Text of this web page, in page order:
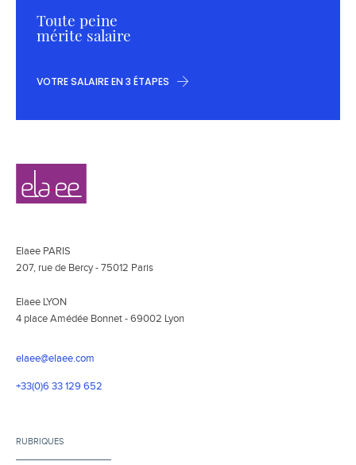
Toute peine
mérite salaire
VOTRE SALAIRE EN 3 ÉTAPES
Navigation
secondaire
Elaee
Elaee PARIS
207, rue de Bercy - 75012 Paris
Elaee LYON
4 place Amédée Bonnet - 69002 Lyon
elaee@elaee.com
+33(0)6 33 129 652
RUBRIQUES